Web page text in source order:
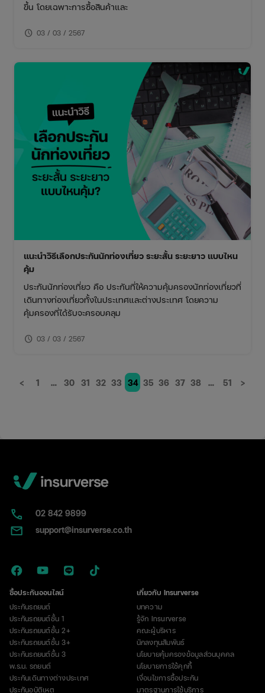
ขึ้น โดยเฉพาะการซื้อสินค้าและ
schedule 03 / 03 / 2567
แนะนำวิธีเลือกประกันนักท่องเที่ยว ระยะสั้น ระยะยาว แบบไหน
คุ้ม
ประกันนักท่องเที่ยว คือ ประกันที่ให้ความคุ้มครองนักท่องเที่ยวที่
เดินทางท่องเที่ยวทั้งในประเทศและต่างประเทศ โดยความ
คุ้มครองที่ได้รับจะครอบคลุม
schedule 03 / 03 / 2567
< 1 … 30 31 32 33 34 35 36 37 38 … 51 >
02​ 842 9899
support@insurverse.co.th
ซื้อประกันออนไลน์
ประกันรถยนต์
ประกันรถยนต์ชั้น 1
ประกันรถยนต์ชั้น 2+
ประกันรถยนต์ชั้น 3+
ประกันรถยนต์ชั้น 3
พ.ร.บ. รถยนต์
ประกันเดินทางต่างประเทศ
ประกันอุบัติเหตุ
เกี่ยวกับ Insurverse
บทความ
รู้จัก Insurverse
คณะผู้บริหาร
นักลงทุนสัมพันธ์
นโยบายคุ้มครองข้อมูลส่วนบุคคล
นโยบายการใช้คุกกี้
เงื่อนไขการซื้อประกัน
มาตรฐานการใช้บริการ